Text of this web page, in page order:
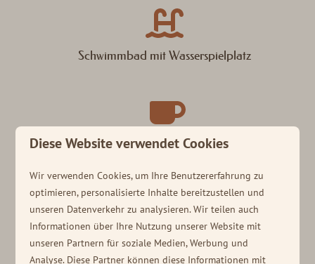
Schwimmbad mit Wasserspielplatz
Brasserie Soof
Fahrradverleih
Diese Website verwendet Cookies
Wir verwenden Cookies, um Ihre Benutzererfahrung zu
optimieren, personalisierte Inhalte bereitzustellen und
unseren Datenverkehr zu analysieren. Wir teilen auch
Informationen über Ihre Nutzung unserer Website mit
unseren Partnern für soziale Medien, Werbung und
Analyse. Diese Partner können diese Informationen mit